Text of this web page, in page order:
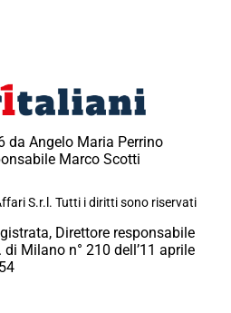
da Angelo Maria Perrino
Marco Scotti
S.r.l. Tutti i diritti sono riservati
Direttore responsabile
Milano n° 210 dell’11 aprile